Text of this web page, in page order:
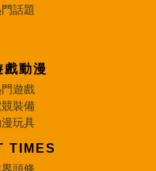
話題
戲動漫
遊戲
競裝備
玩具
TIMES